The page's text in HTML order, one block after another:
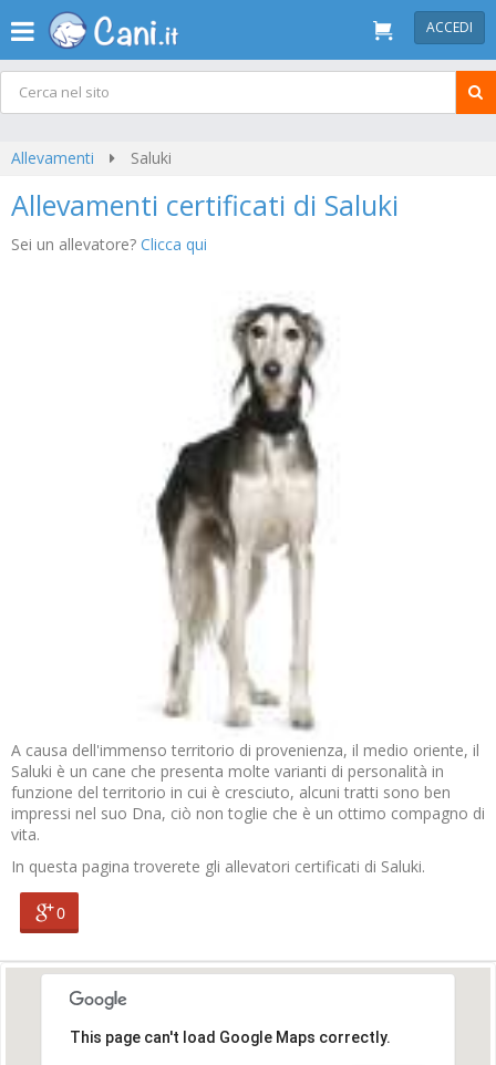
ACCEDI
Allevamenti Saluki
Allevamenti certificati di Saluki
Sei un allevatore? Clicca qui
A causa dell'immenso territorio di provenienza, il medio oriente, il
Saluki è un cane che presenta molte varianti di personalità in
funzione del territorio in cui è cresciuto, alcuni tratti sono ben
impressi nel suo Dna, ciò non toglie che è un ottimo compagno di
vita.
In questa pagina troverete gli allevatori certificati di Saluki.
0
This page can't load Google Maps correctly.